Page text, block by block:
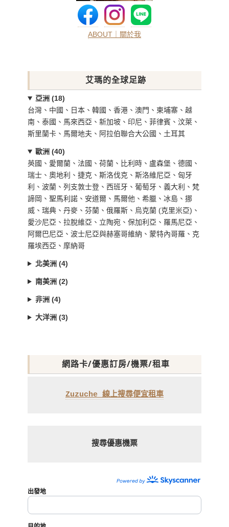
ABOUT｜關於我
艾瑪的全球足跡
亞洲 (18)
台灣、中國、日本、韓國、香港、澳門、柬埔寨、越
南、泰國、馬來西亞、新加坡、印尼、菲律賓、汶萊、
斯里蘭卡、馬爾地夫、阿拉伯聯合大公國、土耳其
歐洲 (40)
英國、愛爾蘭、法國、荷蘭、比利時、盧森堡、德國、
瑞士、奧地利、捷克、斯洛伐克、斯洛維尼亞、匈牙
利、波蘭、列支敦士登、西班牙、葡萄牙、義大利、梵
諦岡、聖馬利諾、安道爾、馬爾他、希臘、冰島、挪
威、瑞典、丹麥、芬蘭、俄羅斯、烏克蘭 (克里米亞)、
愛沙尼亞、拉脫維亞、立陶宛、保加利亞、羅馬尼亞、
阿爾巴尼亞、波士尼亞與赫塞哥維納、蒙特內哥羅、克
羅埃西亞、摩納哥
北美洲 (4)
南美洲 (2)
非洲 (4)
大洋洲 (3)
網路卡/優惠訂房/機票/租車
Zuzuche 線上搜尋便宜租車
搜尋優惠機票